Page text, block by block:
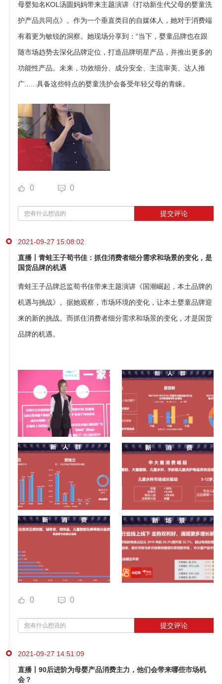
母婴知名KOL汤圆妈妈带来主题演讲《打动新生代父母的婴童洗
护产品共同点》。作为一个垂直类目的自媒体人，她对于消费端
有着更为敏锐的洞察。她现场分享到：“当下，婴童品牌也在跟
随市场趋势去深化品牌定位，打造品牌明星产品，并推出更多的
功能性产品。未来，功效细分、成分安全、主流审美、达人推
广......具备这些特点的婴童洗护会备受年轻父母的青睐。
0 0
提交评论
2021-09-27 15:08:02
直播丨青蛙王子荀书佳：抓住消费者细分需求和场景的变化，是
国货品牌的机遇
青蛙王子品牌总监荀书佳带来主题演讲《国潮崛起，本土品牌的
机遇与挑战》。据她观察，市场环境的变化，让本土婴童品牌迎
来的新的挑战。而抓住消费者细分需求和场景的变化，才是国货
品牌的机遇。
0 0
提交评论
2021-09-27 14:51:09
直播丨90后进阶为母婴产品消费主力，他们会带来哪些市场机
会？